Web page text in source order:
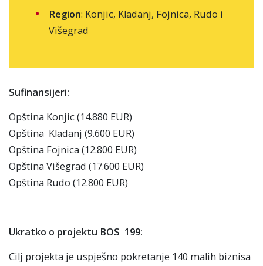
Region: Konjic, Kladanj, Fojnica, Rudo i
Višegrad
Sufinansijeri:
Opština Konjic (14.880 EUR)
Opština Kladanj (9.600 EUR)
Opština Fojnica (12.800 EUR)
Opština Višegrad (17.600 EUR)
Opština Rudo (12.800 EUR)
Ukratko o projektu BOS 199:
Cilj projekta je uspješno pokretanje 140 malih biznisa